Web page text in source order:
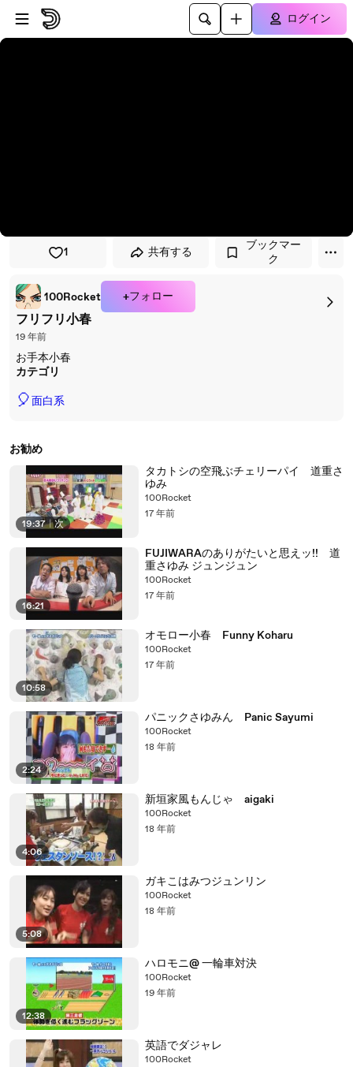
プレイヤーにスキップ
メインコンテンツにスキップ
ログイン
1 共有する
ブックマー
ク
100Rocket +フォロー
フリフリ小春
19 年前
お手本小春
カテゴリ
🎈面白系
お勧め
19:37 | 次
タカトシの空飛ぶチェリーパイ 道重さ
ゆみ
100Rocket
17 年前
16:21
FUJIWARAのありがたいと思えッ!! 道
重さゆみ ジュンジュン
100Rocket
17 年前
10:58
オモロー小春 Funny Koharu
100Rocket
17 年前
2:24
パニックさゆみん Panic Sayumi
100Rocket
18 年前
4:06
新垣家風もんじゃ aigaki
100Rocket
18 年前
5:08
ガキこはみつジュンリン
100Rocket
18 年前
12:38
ハロモニ@ 一輪車対決
100Rocket
19 年前
英語でダジャレ
100Rocket